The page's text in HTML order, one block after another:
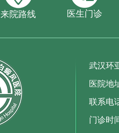
来院路线 医生门诊
武汉环
医院地
联系电
门诊时